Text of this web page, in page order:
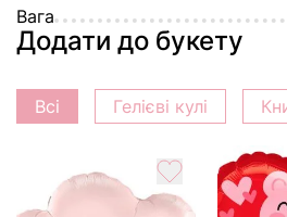
Вага
Додати до букету
Всі Гелієві кулі